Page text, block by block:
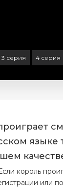
3 серия 4 серия
языке
король
или